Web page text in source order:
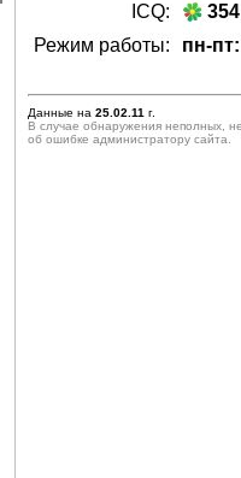
ICQ:
Режим работы:
пн-
Данные на 25.02.11 г.
В случае обнаружения неполных,
об ошибке администратору сайта.